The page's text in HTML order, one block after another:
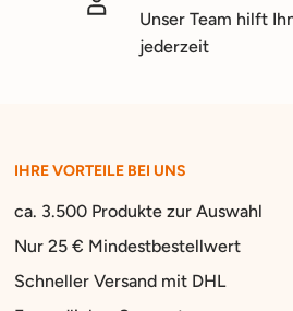
Unser Team hilft
jederzeit
IHRE VORTEILE BEI UNS
ca. 3.500 Produkte zur Auswahl
Nur 25 € Mindestbestellwert
Schneller Versand mit DHL